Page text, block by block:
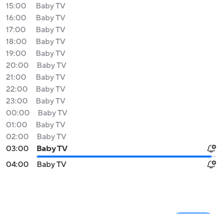
15:00
Baby TV
16:00
Baby TV
17:00
Baby TV
18:00
Baby TV
19:00
Baby TV
20:00
Baby TV
21:00
Baby TV
22:00
Baby TV
23:00
Baby TV
00:00
Baby TV
01:00
Baby TV
02:00
Baby TV
03:00
Baby TV
04:00
Baby TV